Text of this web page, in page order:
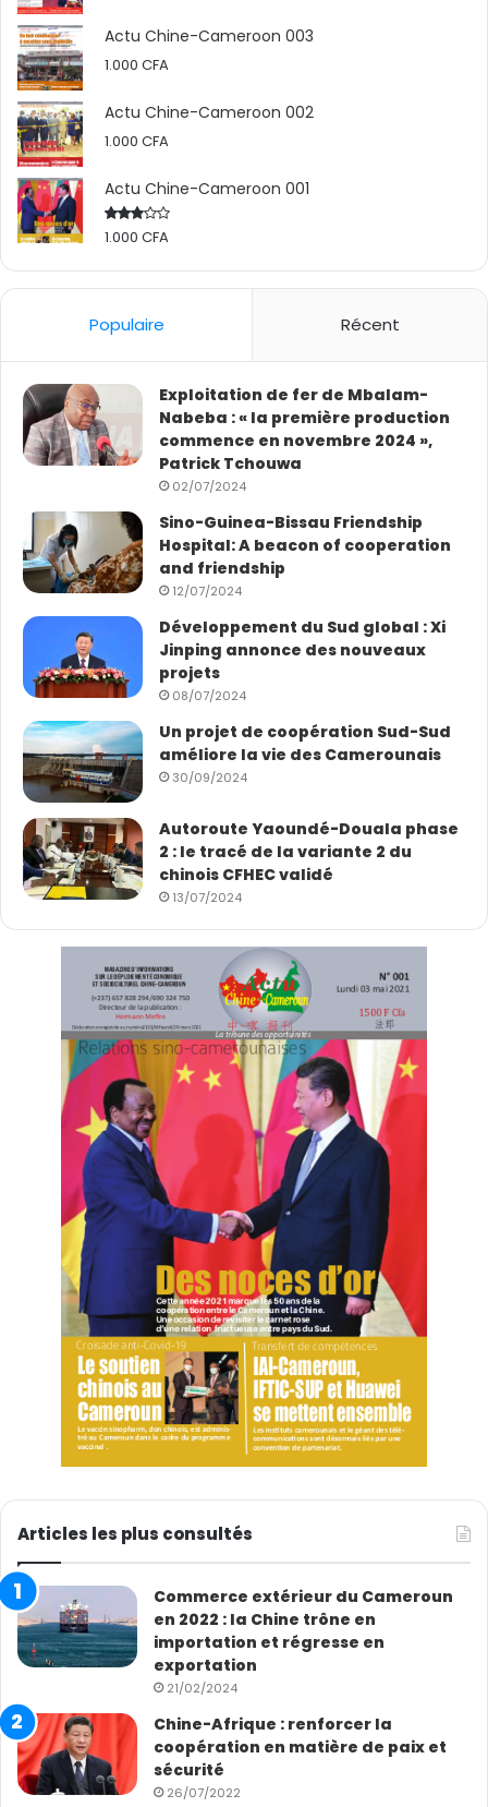
Les impôts et taxes de droits communs.普通法律规定的
税收和关税。
Il faut noter ici que les entreprises minières sont
soumises au regime fiscal de droit commun (impots
sur le revenus ou bénéfices dont le taux est de 33 % du
bénéfice de l’entreprise après ses ventes déduction
faites des charges (les taux moyens en Afrique sont à
25% dans les mines), droits d’enregistrement, droits de
avantages fiscaux dont bénéficient la plupart des
entreprises dans le cadre de l’incitation aux
investissements.
还应该指出的是，采矿公司须遵守普通法税制（所得税或利润
税，税率为公司利润即销售额减去费用后的33%（而非洲采矿
了激励投资，大多数公司都享受一部分的税收优惠，这些优惠
除外。
Le partage du bénéfice en lien avec les 10 % d’actions
que l’entreprise a l’obligation de cèder au Cameroun.
企业还有义务将10%的利润转让给喀麦隆（喀麦隆国家矿业公
司）。
Sur cette base, si on cumule les impots, plus la part du
Cameroun dans le bénéfice, plus la taxe ad valorem de
5% bruts de la valeur du minerais qui peut représenter
au moins 10% du bénéfice de l’entreprise après
exploitation, le CAMEROUN GAGNE PAS MOINS DE 45 % DE
TOUT LE BÉNÉFICE RÉALISÉ DANS L’EXPLOITATION DE LA MINE
SANS RIEN DEPENSER
在这基础上，如果我们把所有的税收加起来，加上喀麦隆的利
润份额，再加上矿石价值毛额5%的从价税（至少占公司开采后
利润的10%），喀麦隆在没有任何投入的情况下，就能获得开采
该矿的全部利润的45%。
Donc que Cabral rentre dans ses chiffres et s’excuse
aupres du Ministre. Maintenant s’il veut qu’on gagne
plus, il pourrait conseiller à l’Etat du Cameroun de
prendre plus d’actions au dela des 10% gratuits et que
le pays soit vigilant sur l’estimation des charges que
l’entreprise presentera pour essayer de reduire au
maximum le bénéfice.
所以就让我们的议员Cabral重新看看他的数字，向部长道歉。
现在，如果Cabral想让我们国家赚得更多，他可以建议喀麦隆
政府在其10%的免费股份之外再多拿一些股份，并建议国家对中
企将提出的费用估算保持警惕——对方有可能多算费用而减少账
L’idéal pour le pays d’exploiter lui même cette
样可以挣得更多
Ce serait l’idéal mais il faut qu’il nous démontre que le
Cameroun peut le faire.
La technologie et l’expertise et la main d’oeuvre. 技术、
专业知识和人力资源
Actu Chine-Cameroon 003
1.000 CFA
Actu Chine-Cameroon 002
1.000 CFA
Actu Chine-Cameroon 001
Rated
1.000 CFA
Populaire Récent
Exploitation de fer de Mbalam-
Nabeba : « la première production
commence en novembre 2024 »,
Patrick Tchouwa
02/07/2024
Sino-Guinea-Bissau Friendship
Hospital: A beacon of cooperation
and friendship
12/07/2024
Développement du Sud global : Xi
Jinping annonce des nouveaux
projets
08/07/2024
Un projet de coopération Sud-Sud
améliore la vie des Camerounais
30/09/2024
Autoroute Yaoundé-Douala phase
2 : le tracé de la variante 2 du
chinois CFHEC validé
13/07/2024
Articles les plus consultés
Commerce extérieur du Cameroun
en 2022 : la Chine trône en
importation et régresse en
exportation
21/02/2024
Chine-Afrique : renforcer la
coopération en matière de paix et
sécurité
26/07/2022